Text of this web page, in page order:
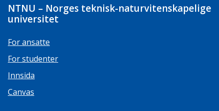
NTNU – Norges teknisk-naturvitenskapelige
universitet
For ansatte
For studenter
Innsida
Canvas